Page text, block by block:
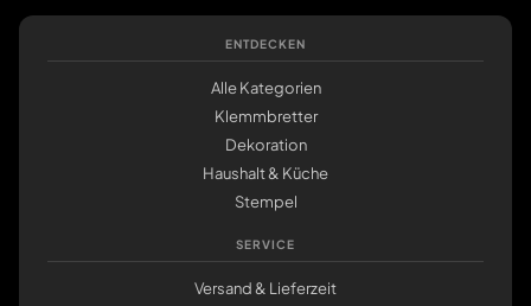
ENTDECKEN
Alle Kategorien
Klemmbretter
Dekoration
Haushalt & Küche
Stempel
SERVICE
Versand & Lieferzeit